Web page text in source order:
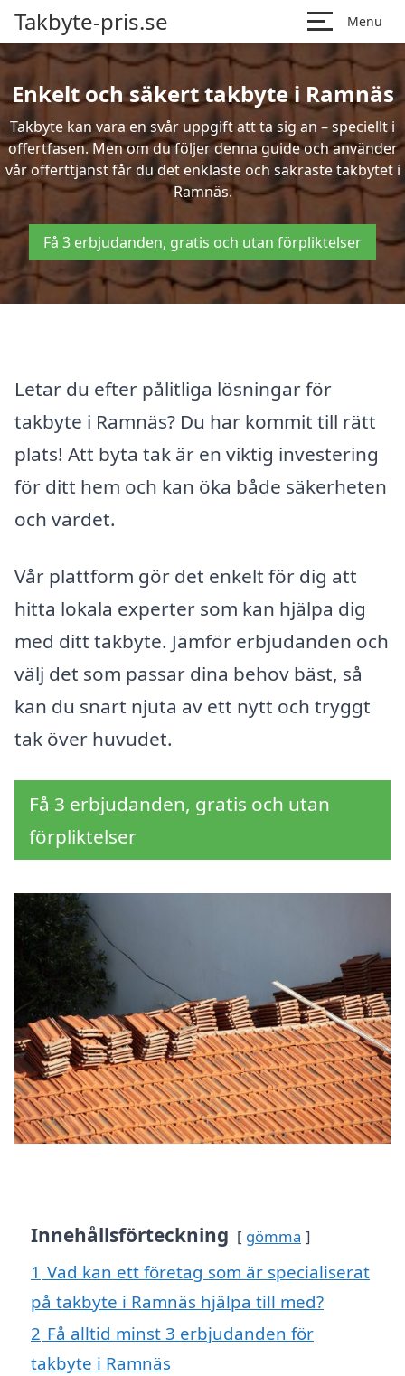
Takbyte-pris.se Menu
Enkelt och säkert takbyte i Ramnäs
Takbyte kan vara en svår uppgift att ta sig an – speciellt i
offertfasen. Men om du följer denna guide och använder
vår offerttjänst får du det enklaste och säkraste takbytet i
Ramnäs.
Få 3 erbjudanden, gratis och utan förpliktelser
Letar du efter pålitliga lösningar för
takbyte i Ramnäs? Du har kommit till rätt
plats! Att byta tak är en viktig investering
för ditt hem och kan öka både säkerheten
och värdet.
Vår plattform gör det enkelt för dig att
hitta lokala experter som kan hjälpa dig
med ditt takbyte. Jämför erbjudanden och
välj det som passar dina behov bäst, så
kan du snart njuta av ett nytt och tryggt
tak över huvudet.
Få 3 erbjudanden, gratis och utan
förpliktelser
Innehållsförteckning gömma
1 Vad kan ett företag som är specialiserat
på takbyte i Ramnäs hjälpa till med?
2 Få alltid minst 3 erbjudanden för
takbyte i Ramnäs